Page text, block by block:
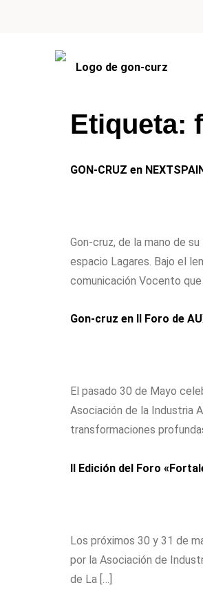
Etiqueta:
GON-CRUZ en
Gon-cruz, de la mano de
espacio Lagares. Bajo el
comunicación Vocento que
Gon-cruz en II Foro de
El pasado 30 de Mayo
Asociación de la Industria
transformaciones
II Edición del Foro
Los próximos 30 y 31 de
por la Asociación de
de La […]